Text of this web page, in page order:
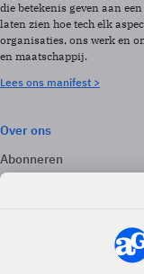
die betekenis geven aan
laten zien hoe tech elk
organisaties, ons werk en
en maatschappij.
Lees ons manifest >
Over ons
Abonneren
Adverteren